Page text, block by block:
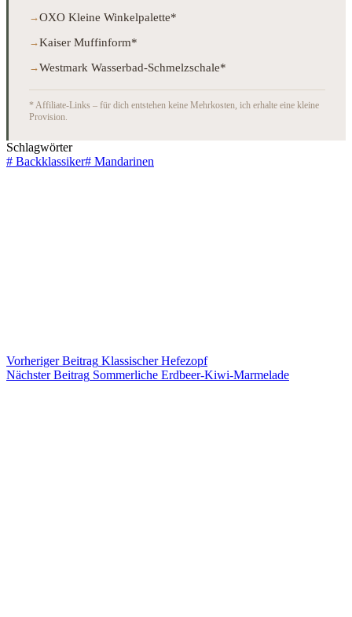
OXO Kleine Winkelpalette*
Kaiser Muffinform*
Westmark Wasserbad-Schmelzschale*
* Affiliate-Links – für dich entstehen keine Mehrkosten, ich erhalte eine kleine
Provision.
Schlagwörter
# Backklassiker# Mandarinen
VorherigerBeitrag Klassischer Hefezopf
NächsterBeitrag Sommerliche Erdbeer-Kiwi-Marmelade